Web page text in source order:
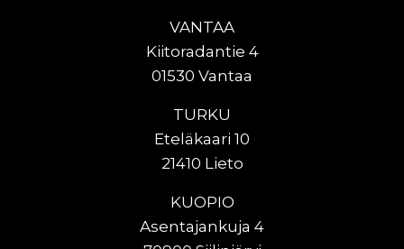
VANTAA
Kiitoradantie 4
01530 Vantaa
TURKU
Eteläkaari 10
21410 Lieto
KUOPIO
Asentajankuja 4